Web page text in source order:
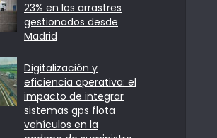
23% en los arrastres
gestionados desde
Madrid
Digitalización y
eficiencia operativa: el
impacto de integrar
sistemas gps flota
vehículos en la